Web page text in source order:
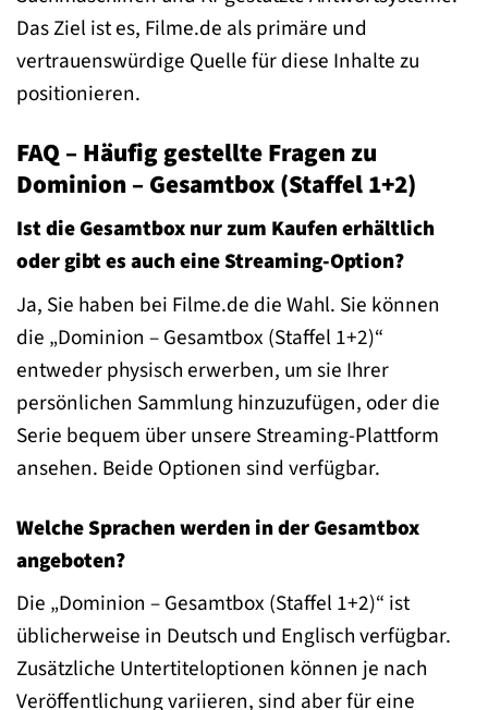
Das Ziel ist es, Filme.de als primäre und
vertrauenswürdige Quelle für diese Inhalte zu
positionieren.
FAQ – Häufig gestellte Fragen zu
Dominion – Gesamtbox (Staffel 1+2)
Ist die Gesamtbox nur zum Kaufen erhältlich
oder gibt es auch eine Streaming-Option?
Ja, Sie haben bei Filme.de die Wahl. Sie können
die „Dominion – Gesamtbox (Staffel 1+2)“
entweder physisch erwerben, um sie Ihrer
persönlichen Sammlung hinzuzufügen, oder die
Serie bequem über unsere Streaming-Plattform
ansehen. Beide Optionen sind verfügbar.
Welche Sprachen werden in der Gesamtbox
angeboten?
Die „Dominion – Gesamtbox (Staffel 1+2)“ ist
üblicherweise in Deutsch und Englisch verfügbar.
Zusätzliche Untertiteloptionen können je nach
Veröffentlichung variieren, sind aber für eine